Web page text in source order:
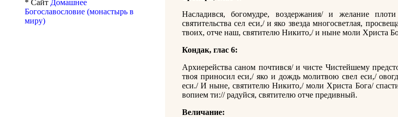
* Сайт Домашнее
Богославословие (монастырь в
миру)
Насладився, богомудре, воздержания/ и желание
святительства сел еси,/ и яко звезда многосветлая,
твоих, отче наш, святителю Никито,/ и ныне моли Христа
Кондак, глас 6:
Архиерейства саном почтився/ и чисте Чистейшему
твоя приносил еси,/ яко и дождь молитвою свел еси,/
еси./ И ныне, святителю Никито,/ моли Христа Бога/
вопием ти:// радуйся, святителю отче предивный.
Величание: